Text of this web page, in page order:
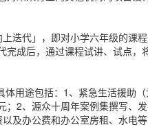
迭代」，即对小学六年级的
成后，通过课程试讲、试点，
用途包括：1、紧急生活援助
2、源众十周年案例集撰写、
及办公费和办公室房租、水电